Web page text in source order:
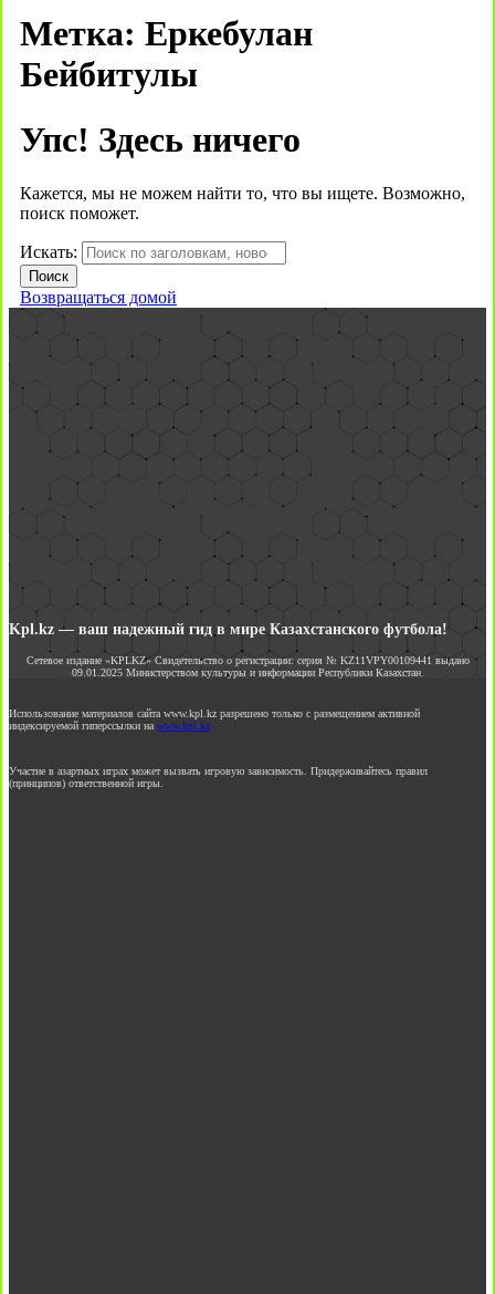
Метка: Еркебулан
Бейбитулы
Упс! Здесь ничего
Кажется, мы не можем найти то, что вы ищете. Возможно,
поиск поможет.
Искать:
Возвращаться домой
Kpl.kz — ваш надежный гид в мире Казахстанского футбола!
Сетевое издание «KPLKZ» Свидетельство о регистрации: серия № KZ11VPY00109441 выдано
09.01.2025 Министерством культуры и информации Республики Казахстан.
Использование материалов сайта www.kpl.kz разрешено только с размещением активной
индексируемой гиперссылки на www.kpl.kz
Участие в азартных играх может вызвать игровую зависимость. Придерживайтесь правил
(принципов) ответственной игры.